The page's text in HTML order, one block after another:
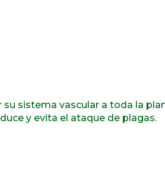
sistema vascular a toda la
y evita el ataque de plagas.